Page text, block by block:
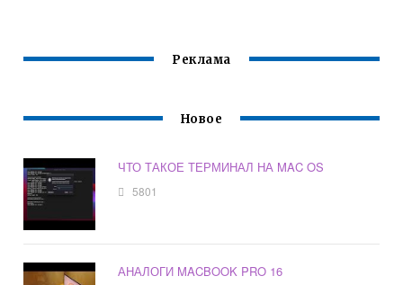
Реклама
Новое
ЧТО ТАКОЕ ТЕРМИНАЛ НА MAC OS
5801
АНАЛОГИ MACBOOK PRO 16